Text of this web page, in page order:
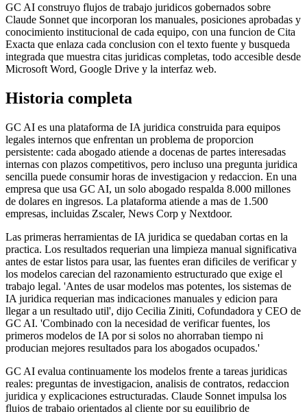
GC AI construyo flujos de trabajo juridicos gobernados sobre
Claude Sonnet que incorporan los manuales, posiciones aprobadas y
conocimiento institucional de cada equipo, con una funcion de Cita
Exacta que enlaza cada conclusion con el texto fuente y busqueda
integrada que muestra citas juridicas completas, todo accesible desde
Microsoft Word, Google Drive y la interfaz web.
Historia completa
GC AI es una plataforma de IA juridica construida para equipos
legales internos que enfrentan un problema de proporcion
persistente: cada abogado atiende a docenas de partes interesadas
internas con plazos competitivos, pero incluso una pregunta juridica
sencilla puede consumir horas de investigacion y redaccion. En una
empresa que usa GC AI, un solo abogado respalda 8.000 millones
de dolares en ingresos. La plataforma atiende a mas de 1.500
empresas, incluidas Zscaler, News Corp y Nextdoor.
Las primeras herramientas de IA juridica se quedaban cortas en la
practica. Los resultados requerian una limpieza manual significativa
antes de estar listos para usar, las fuentes eran dificiles de verificar y
los modelos carecian del razonamiento estructurado que exige el
trabajo legal. 'Antes de usar modelos mas potentes, los sistemas de
IA juridica requerian mas indicaciones manuales y edicion para
llegar a un resultado util', dijo Cecilia Ziniti, Cofundadora y CEO de
GC AI. 'Combinado con la necesidad de verificar fuentes, los
primeros modelos de IA por si solos no ahorraban tiempo ni
producian mejores resultados para los abogados ocupados.'
GC AI evalua continuamente los modelos frente a tareas juridicas
reales: preguntas de investigacion, analisis de contratos, redaccion
juridica y explicaciones estructuradas. Claude Sonnet impulsa los
flujos de trabajo orientados al cliente por su equilibrio de